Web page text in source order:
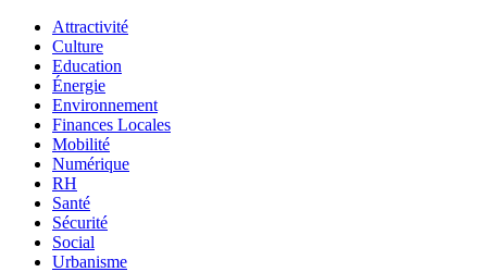
Attractivité
Culture
Education
Énergie
Environnement
Finances Locales
Mobilité
Numérique
RH
Santé
Sécurité
Social
Urbanisme